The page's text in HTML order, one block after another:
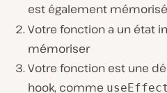
est également
Votre fonction a un état
mémoriser
Votre fonction est une
hook, comme useEffect